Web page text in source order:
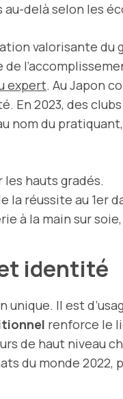
au-delà selon les
valorisante
expert. Au Japon
2023, des
nom du
hauts gradés.
réussite au 1er
à la main sur
identité
Il est
renforce le
de haut niveau
du monde